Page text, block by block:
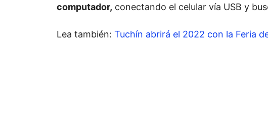
computador, conectando el celular vía USB y
Lea también: Tuchín abrirá el 2022 con la Feria